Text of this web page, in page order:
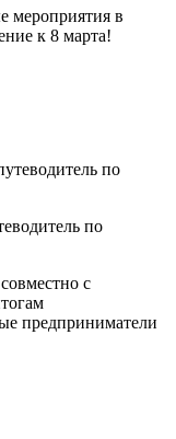
мероприятия в
к 8 марта!
по
с
предприниматели